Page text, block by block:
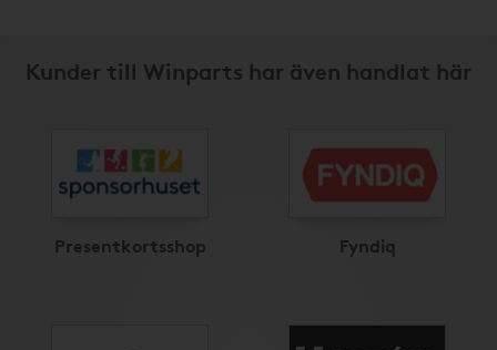
Kunder till Winparts har även handlat här
Presentkortsshop Fyndiq